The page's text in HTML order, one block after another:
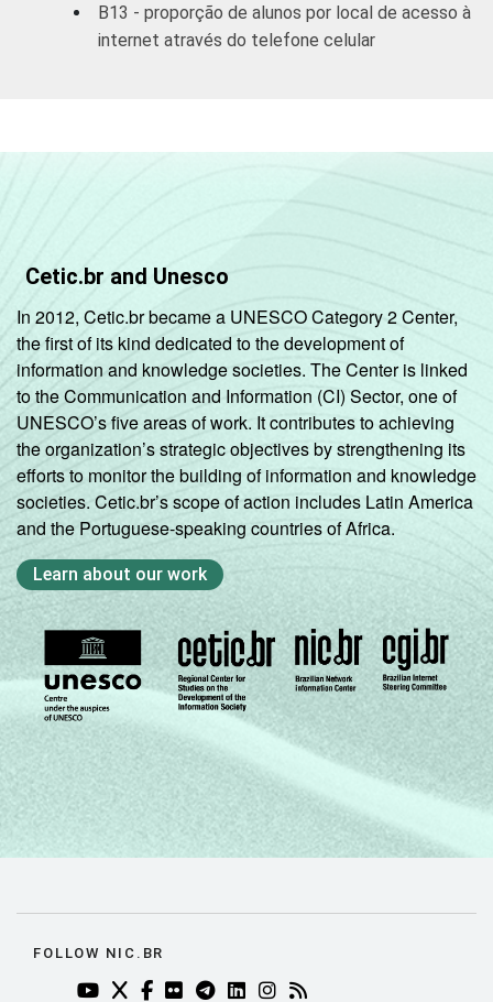
B13 - proporção de alunos por local de acesso à
internet através do telefone celular
Cetic.br and Unesco
In 2012, Cetic.br became a UNESCO Category 2 Center,
the first of its kind dedicated to the development of
information and knowledge societies. The Center is linked
to the Communication and Information (CI) Sector, one of
UNESCO’s five areas of work. It contributes to achieving
the organization’s strategic objectives by strengthening its
efforts to monitor the building of information and knowledge
societies. Cetic.br’s scope of action includes Latin America
and the Portuguese-speaking countries of Africa.
Learn about our work
FOLLOW NIC.BR
YOUTUBE DO NIC.BR (ABRE EM NOVA ABA)
TWITTER DO NIC.BR (ABRE EM NOVA ABA)
FACEBOOK DO NIC.BR (ABRE EM NOVA
FLICKR DO NIC.BR (ABRE EM NOVA
TELEGRAM DO NIC.BR (ABRE EM
LINKEDIN DO NIC.BR (ABRE
INSTAGRAM DO NIC.BR
RSS DO NIC.BR (ABRE